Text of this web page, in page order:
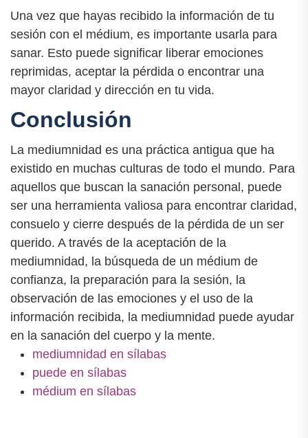
Una vez que hayas recibido la información de tu
sesión con el médium, es importante usarla para
sanar. Esto puede significar liberar emociones
reprimidas, aceptar la pérdida o encontrar una
mayor claridad y dirección en tu vida.
Conclusión
La mediumnidad es una práctica antigua que ha
existido en muchas culturas de todo el mundo. Para
aquellos que buscan la sanación personal, puede
ser una herramienta valiosa para encontrar claridad,
consuelo y cierre después de la pérdida de un ser
querido. A través de la aceptación de la
mediumnidad, la búsqueda de un médium de
confianza, la preparación para la sesión, la
observación de las emociones y el uso de la
información recibida, la mediumnidad puede ayudar
en la sanación del cuerpo y la mente.
mediumnidad en sílabas
puede en sílabas
médium en sílabas